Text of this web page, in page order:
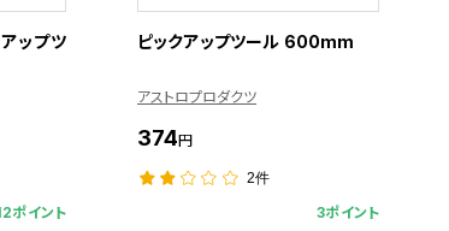
ップツ
ポイント
ピックアップツール 600mm
アストロプロダクツ
374円
2件
3ポイント